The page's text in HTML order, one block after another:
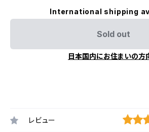
International shipping
Sold out
日本国内にお住まいの方
レビュー